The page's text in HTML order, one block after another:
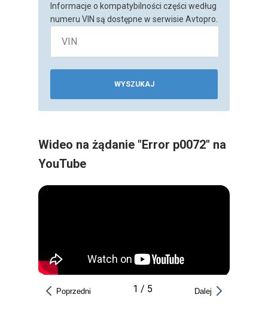
Informacje o kompatybilności części według
numeru VIN są dostępne w serwisie Avtopro.
WYSZUKAJ
Wideo na żądanie "Error p0072" na
YouTube
Poprzedni 1 / 5 Dalej